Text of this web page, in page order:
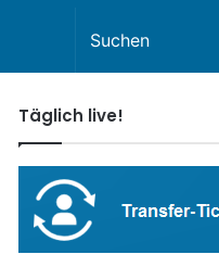
Täglich live!